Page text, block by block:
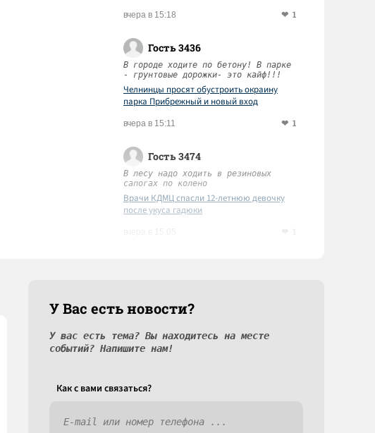
вчера в 15:18 1
Гость 3436
В городе ходите по бетону! В парке
- грунтовые дорожки- это кайф!!!
Челнинцы просят обустроить окраину
парка Прибрежный и новый вход
вчера в 15:11 1
Гость 3474
В лесу надо ходить в резиновых
сапогах по колено
Врачи КДМЦ спасли 12-летнюю девочку
после укуса гадюки
У Вас есть новости?
У вас есть тема? Вы находитесь на месте
событий? Напишите нам!
Как c вами связаться?